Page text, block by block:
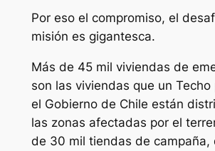
Por eso el compromiso, el
misión es gigantesca.
Más de 45 mil viviendas de
son las viviendas que un Techo
el Gobierno de Chile están
las zonas afectadas por el
de 30 mil tiendas de campaña,